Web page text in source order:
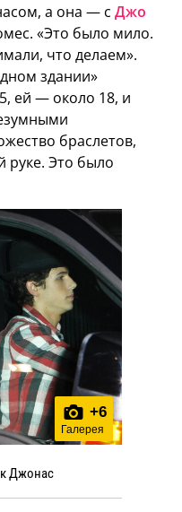
а она — сДжо
«Это было мило.
что делаем».
здании»
ей — около 18, и
браслетов,
руке. Это было
+6
Галерея
Джонас